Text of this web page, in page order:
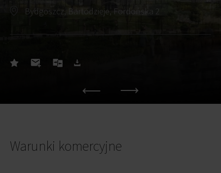
Bydgoszcz, Bartodzieje, Fordońska 2
Warunki komercyjne